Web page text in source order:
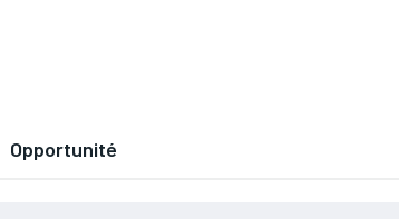
Opportunité